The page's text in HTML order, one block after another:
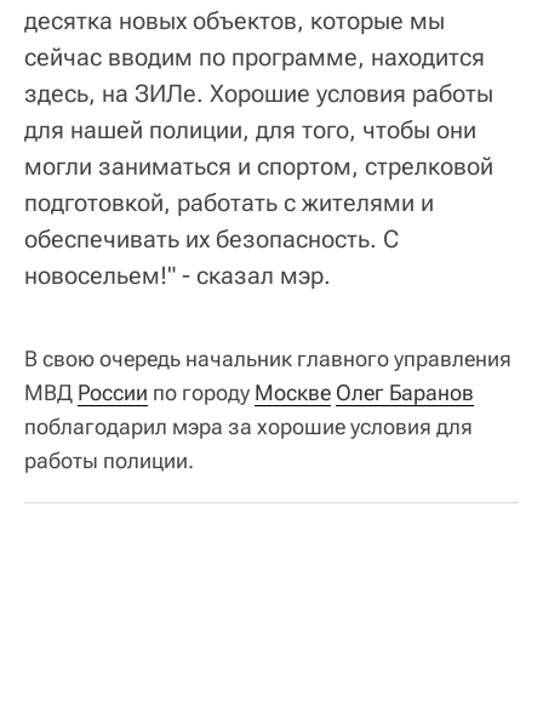
десятка новых объектов, которые мы
сейчас вводим по программе, находится
здесь, на ЗИЛе. Хорошие условия работы
для нашей полиции, для того, чтобы они
могли заниматься и спортом, стрелковой
подготовкой, работать с жителями и
обеспечивать их безопасность. С
новосельем!" - сказал мэр.
В свою очередь начальник главного управления
МВД России по городу Москве Олег Баранов
поблагодарил мэра за хорошие условия для
работы полиции.